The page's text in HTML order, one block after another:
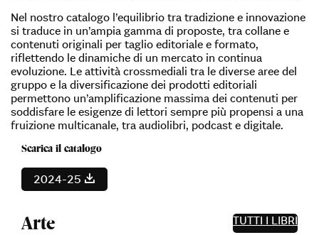
Nel nostro catalogo l’equilibrio tra tradizione e innovazione
si traduce in un’ampia gamma di proposte, tra collane e
contenuti originali per taglio editoriale e formato,
riflettendo le dinamiche di un mercato in continua
evoluzione. Le attività crossmediali tra le diverse aree del
gruppo e la diversificazione dei prodotti editoriali
permettono un’amplificazione massima dei contenuti per
soddisfare le esigenze di lettori sempre più propensi a una
fruizione multicanale, tra audiolibri, podcast e digitale.
Scarica il catalogo
Catalogo 2024-2025
2024-25
Arte
TUTTI I LIBRI